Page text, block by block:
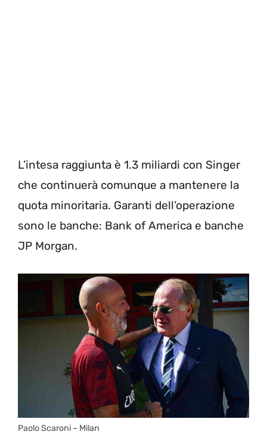
L’intesa raggiunta è 1.3 miliardi con Singer
che continuerà comunque a mantenere la
quota minoritaria. Garanti dell’operazione
sono le banche: Bank of America e banche
JP Morgan.
Paolo Scaroni – Milan